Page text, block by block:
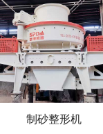
制砂整形机